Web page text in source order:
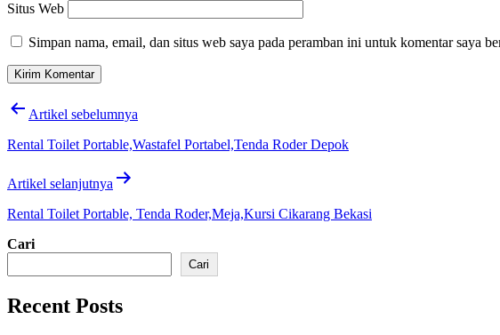
Situs Web
Simpan nama, email, dan situs web saya pada peramban ini untuk komentar saya
Navigasi
Artikel sebelumnya
Rental Toilet Portable,Wastafel Portabel,Tenda Roder Depok
Artikel selanjutnya
Rental Toilet Portable, Tenda Roder,Meja,Kursi Cikarang Bekasi
Cari
Cari
Recent Posts